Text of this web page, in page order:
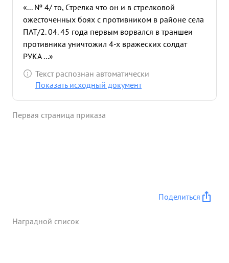
«... № 4/ то, Стрелка что он и в стрелковой
ожесточенных боях с противником в районе села
ПАТ/2. 04. 45 года первым ворвался в траншеи
противника уничтожил 4-х вражеских солдат
РУКА ...»
Текст распознан автоматически
Показать исходный документ
Первая страница приказа
Поделиться
Наградной список